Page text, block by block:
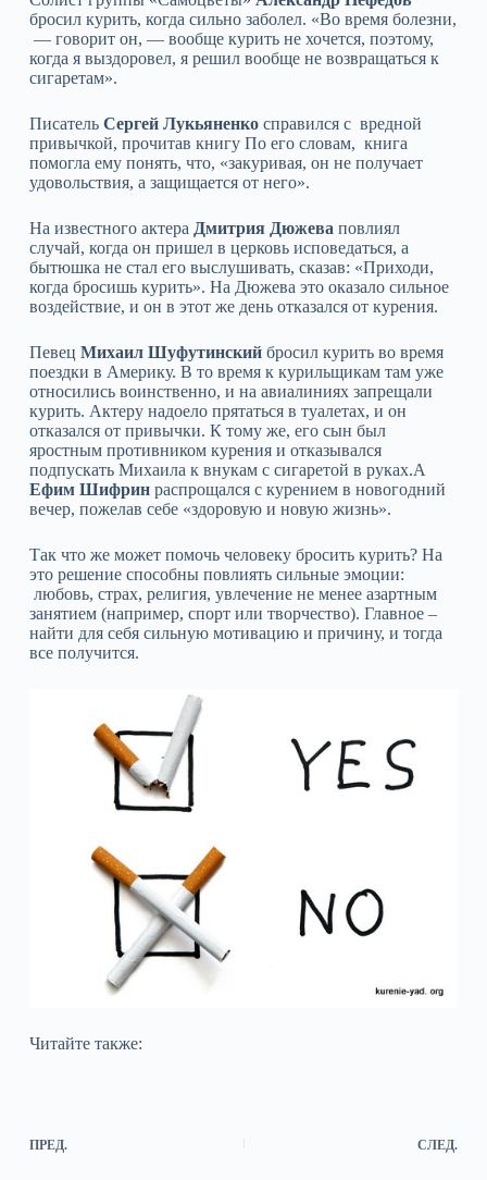
бросил курить, когда сильно заболел. «Во время болезни,
— говорит он, — вообще курить не хочется, поэтому,
когда я выздоровел, я решил вообще не возвращаться к
сигаретам».
Писатель Сергей Лукьяненкосправился с вредной
привычкой, прочитав книгу По его словам, книга
помогла ему понять, что, «закуривая, он не получает
удовольствия, а защищается от него».
На известного актера Дмитрия Дюжева повлиял
случай, когда он пришел в церковь исповедаться, а
бытюшка не стал его выслушивать, сказав: «Приходи,
когда бросишь курить». На Дюжева это оказало сильное
воздействие, и он в этот же день отказался от курения.
Певец Михаил Шуфутинскийбросил курить во время
поездки в Америку. В то время к курильщикам там уже
относились воинственно, и на авиалиниях запрещали
курить. Актеру надоело прятаться в туалетах, и он
отказался от привычки. К тому же, его сын был
яростным противником курения и отказывался
подпускать Михаила к внукам с сигаретой в руках.А
Ефим Шифринраспрощался с курением в новогодний
вечер, пожелав себе «здоровую и новую жизнь».
Так что же может помочь человеку бросить курить? На
это решение способны повлиять сильные эмоции:
любовь, страх, религия, увлечение не менее азартным
занятием (например, спорт или творчество). Главное –
найти для себя сильную мотивацию и причину, и тогда
все получится.
Читайте также:
ПРЕД. СЛЕД.